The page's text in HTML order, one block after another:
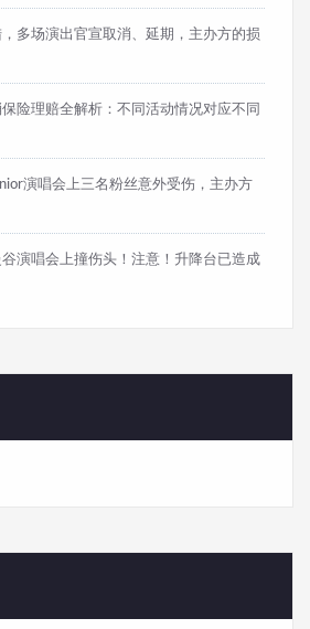
多场演出官宣取消、延期，主办方的损
险理赔全解析：不同活动情况对应不同
演唱会上三名粉丝意外受伤，主办方
演唱会上撞伤头！注意！升降台已造成